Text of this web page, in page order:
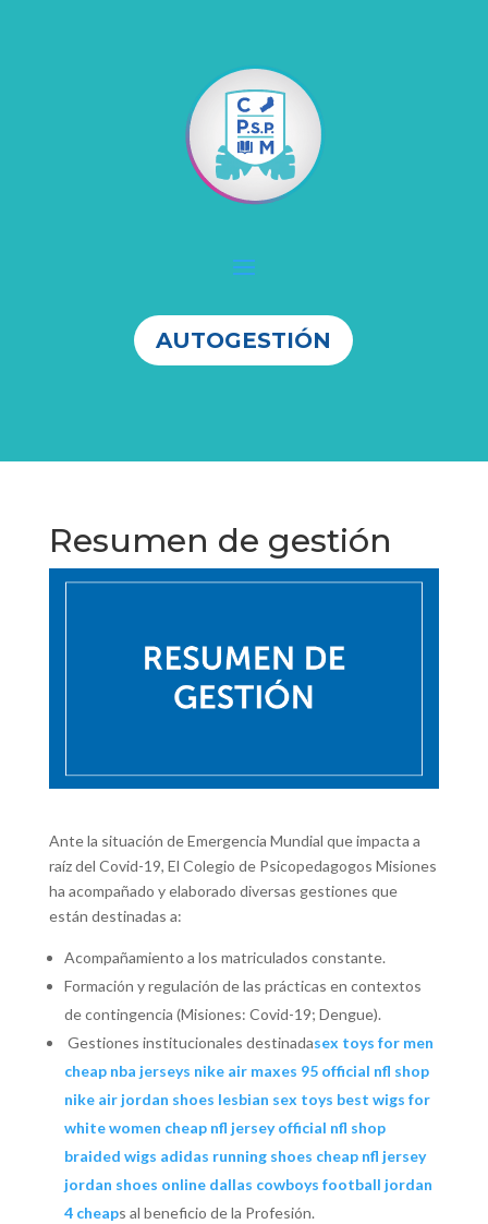
AUTOGESTIÓN
Resumen de gestión
Ante la situación de Emergencia Mundial que impacta a
raíz del Covid-19, El Colegio de Psicopedagogos Misiones
ha acompañado y elaborado diversas gestiones que
están destinadas a:
Acompañamiento a los matriculados constante.
Formación y regulación de las prácticas en contextos
de contingencia (Misiones: Covid-19; Dengue).
Gestiones institucionales destinadasex toys for men
cheap nba jerseys nike air maxes 95 official nfl shop
nike air jordan shoes lesbian sex toys best wigs for
white women cheap nfl jersey official nfl shop
braided wigs adidas running shoes cheap nfl jersey
jordan shoes online dallas cowboys football jordan
4 cheaps al beneficio de la Profesión.